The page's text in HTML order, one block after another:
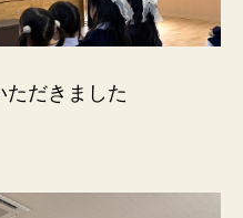
ただきました